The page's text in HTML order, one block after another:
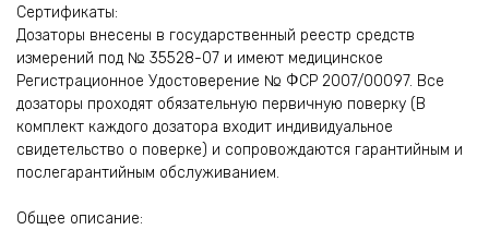
Сертификаты:
Дозаторы внесены в государственный реестр средств
измерений под № 35528-07 и имеют медицинское
Регистрационное Удостоверение № ФСР 2007/00097. Все
дозаторы проходят обязательную первичную поверку (В
комплект каждого дозатора входит индивидуальное
свидетельство о поверке) и сопровождаются гарантийным и
послегарантийным обслуживанием.
Общее описание: